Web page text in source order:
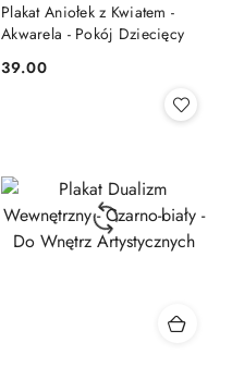
Plakat Aniołek z Kwiatem -
Akwarela - Pokój Dziecięcy
Cena:
39.00